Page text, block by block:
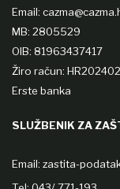
Email:
MB: 2805529
OIB: 81963437417
Žiro račun:
Erste banka
SLUŽBENIK ZA
Email: zastita-